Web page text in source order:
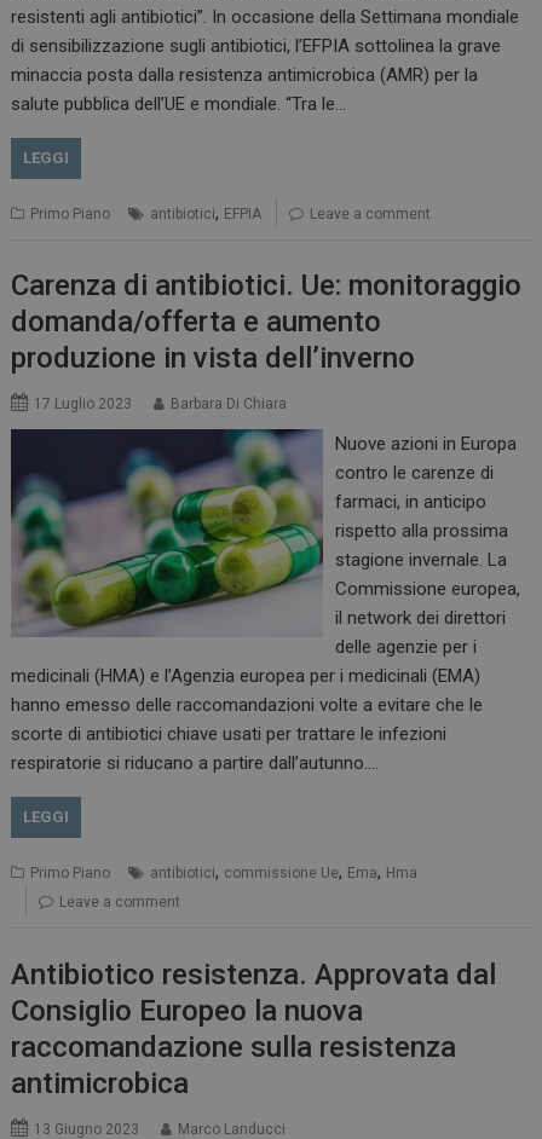
resistenti agli antibiotici”. In occasione della Settimana mondiale
di sensibilizzazione sugli antibiotici, l’EFPIA sottolinea la grave
minaccia posta dalla resistenza antimicrobica (AMR) per la
salute pubblica dell’UE e mondiale. “Tra le…
LEGGI
Primo Piano antibiotici, EFPIA Leave a comment
Carenza di antibiotici. Ue: monitoraggio
domanda/offerta e aumento
produzione in vista dell’inverno
17 Luglio 2023 Barbara Di Chiara
Nuove azioni in Europa
contro le carenze di
farmaci, in anticipo
rispetto alla prossima
stagione invernale. La
Commissione europea,
il network dei direttori
delle agenzie per i
medicinali (HMA) e l’Agenzia europea per i medicinali (EMA)
hanno emesso delle raccomandazioni volte a evitare che le
scorte di antibiotici chiave usati per trattare le infezioni
respiratorie si riducano a partire dall’autunno.…
LEGGI
Primo Piano antibiotici, commissione Ue, Ema, Hma
Leave a comment
Antibiotico resistenza. Approvata dal
Consiglio Europeo la nuova
raccomandazione sulla resistenza
antimicrobica
13 Giugno 2023 Marco Landucci